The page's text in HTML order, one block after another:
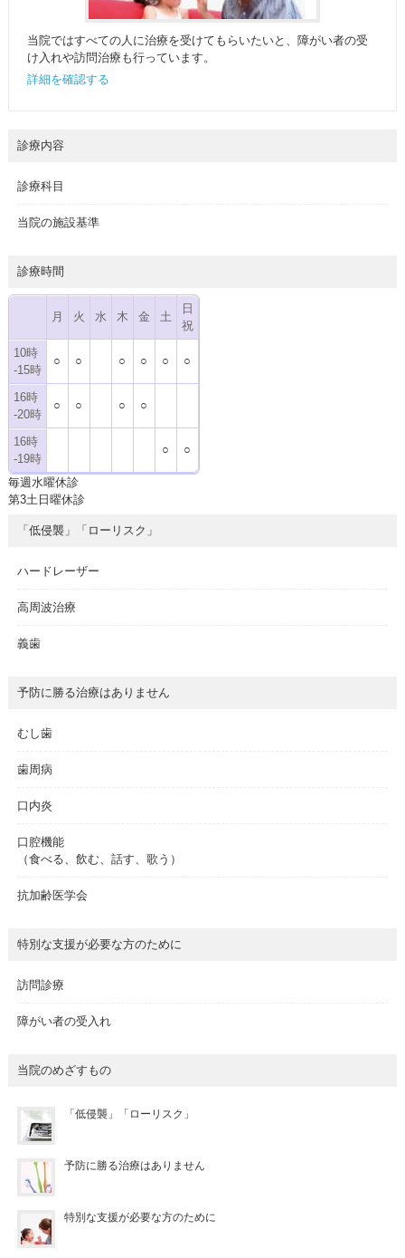
当院ではすべての人に治療を受けてもらいたいと、障がい者の受
け入れや訪問治療も行っています。
詳細を確認する
診療内容
診療科目
当院の施設基準
診療時間
月 火 水 木 金 土
日
祝
10時
-15時
○ ○ ○ ○ ○ ○
16時
-20時
○ ○ ○ ○
16時
-19時
○ ○
毎週水曜休診
第3土日曜休診
「低侵襲」「ローリスク」
ハードレーザー
高周波治療
義歯
予防に勝る治療はありません
むし歯
歯周病
口内炎
口腔機能
（食べる、飲む、話す、歌う）
抗加齢医学会
特別な支援が必要な方のために
訪問診療
障がい者の受入れ
当院のめざすもの
「低侵襲」「ローリスク」
予防に勝る治療はありません
特別な支援が必要な方のために